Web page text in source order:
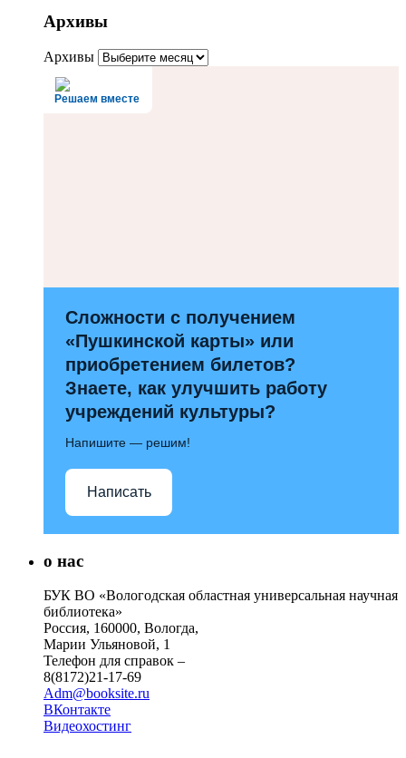
Архивы
Архивы
Решаем вместе
Сложности с получением
«Пушкинской карты» или
приобретением билетов?
Знаете, как улучшить работу
учреждений культуры?
Напишите — решим!
Написать
о нас
БУК ВО «Вологодская областная универсальная научная
библиотека»
Россия, 160000, Вологда,
Марии Ульяновой, 1
Телефон для справок –
8(8172)21-17-69
Adm@booksite.ru
ВКонтакте
Видеохостинг